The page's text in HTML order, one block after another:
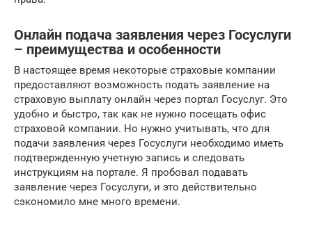
Онлайн подача заявления через Госуслуги
– преимущества и особенности
В настоящее время некоторые страховые компании
предоставляют возможность подать заявление на
страховую выплату онлайн через портал Госуслуг. Это
удобно и быстро, так как не нужно посещать офис
страховой компании. Но нужно учитывать, что для
подачи заявления через Госуслуги необходимо иметь
подтвержденную учетную запись и следовать
инструкциям на портале. Я пробовал подавать
заявление через Госуслуги, и это действительно
сэкономило мне много времени.